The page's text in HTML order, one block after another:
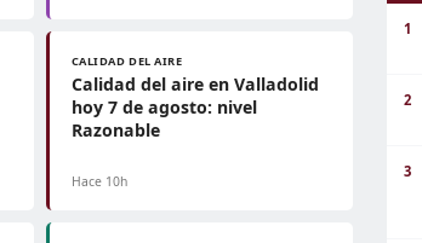
CALIDAD DEL AIRE
Calidad del aire en Valladolid
hoy 7 de agosto: nivel
Razonable
Hace 10h
1
2
3